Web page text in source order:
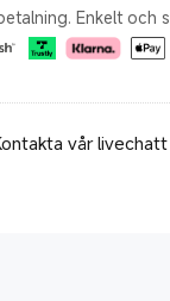
Enkelt och
vår